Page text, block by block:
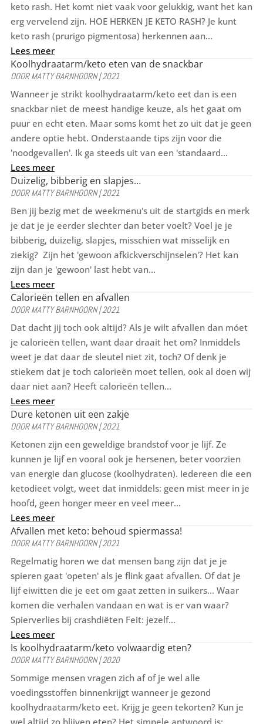
keto rash. Het komt niet vaak voor gelukkig, want het kan
erg vervelend zijn. HOE HERKEN JE KETO RASH? Je kunt
keto rash (prurigo pigmentosa) herkennen aan...
Lees meer
Koolhydraatarm/keto eten van de snackbar
DOORMATTY BARNHOORN|2021
Wanneer je strikt koolhydraatarm/keto eet dan is een
snackbar niet de meest handige keuze, als het gaat om
puur en echt eten. Maar soms komt het zo uit dat je geen
andere optie hebt. Onderstaande tips zijn voor die
'noodgevallen'. Ik ga steeds uit van een 'standaard...
Lees meer
Duizelig, bibberig en slapjes…
DOORMATTY BARNHOORN|2021
Ben jij bezig met de weekmenu's uit de startgids en merk
je dat je je eerder slechter dan beter voelt? Voel je je
bibberig, duizelig, slapjes, misschien wat misselijk en
ziekig? Zijn het 'gewoon afkickverschijnselen'? Het kan
zijn dan je 'gewoon' last hebt van...
Lees meer
Calorieën tellen en afvallen
DOORMATTY BARNHOORN|2021
Dat dacht jij toch ook altijd? Als je wilt afvallen dan móet
je calorieën tellen, want daar draait het om? Inmiddels
weet je dat daar de sleutel niet zit, toch? Of denk je
stiekem dat je toch calorieën moet tellen, ook al doen wij
daar niet aan? Heeft calorieën tellen...
Lees meer
Dure ketonen uit een zakje
DOORMATTY BARNHOORN|2021
Ketonen zijn een geweldige brandstof voor je lijf. Ze
kunnen je lijf en vooral ook je hersenen, beter voorzien
van energie dan glucose (koolhydraten). Iedereen die een
ketodieet volgt, weet dat inmiddels: geen mist meer in je
hoofd, geen honger meer en veel meer...
Lees meer
Afvallen met keto: behoud spiermassa!
DOORMATTY BARNHOORN|2021
Regelmatig horen we dat mensen bang zijn dat je je
spieren gaat 'opeten' als je flink gaat afvallen. Of dat je
lijf eiwitten die je eet om gaat zetten in suikers... Waar
komen die verhalen vandaan en wat is er van waar?
Spierverlies bij crashdiëten Feit: jezelf...
Lees meer
Is koolhydraatarm/keto volwaardig eten?
DOORMATTY BARNHOORN|2020
Sommige mensen vragen zich af of je wel alle
voedingsstoffen binnenkrijgt wanneer je gezond
koolhydraatarm/keto eet. Krijg je geen tekorten? Kun je
wel altijd zo blijven eten? Het simpele antwoord is: